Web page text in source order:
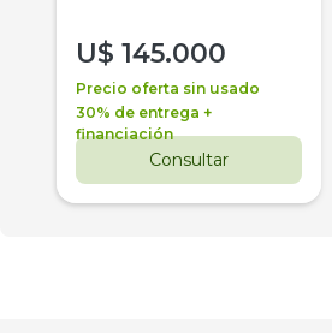
U$ 145.000
Precio oferta sin usado
30% de entrega +
financiación
Consultar